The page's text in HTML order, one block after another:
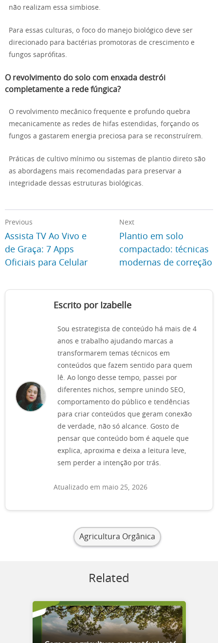
não realizam essa simbiose.
Para essas culturas, o foco do manejo biológico deve ser
direcionado para bactérias promotoras de crescimento e
fungos saprófitas.
O revolvimento do solo com enxada destrói
completamente a rede fúngica?
O revolvimento mecânico frequente e profundo quebra
mecanicamente as redes de hifas estendidas, forçando os
fungos a gastarem energia preciosa para se reconstruírem.
Práticas de cultivo mínimo ou sistemas de plantio direto são
as abordagens mais recomendadas para preservar a
integridade dessas estruturas biológicas.
Previous
Assista TV Ao Vivo e
de Graça: 7 Apps
Oficiais para Celular
Next
Plantio em solo
compactado: técnicas
modernas de correção
Escrito por Izabelle
Sou estrategista de conteúdo há mais de 4
anos e trabalho ajudando marcas a
transformarem temas técnicos em
conteúdos que fazem sentido para quem
lê. Ao longo desse tempo, passei por
diferentes nichos, sempre unindo SEO,
comportamento do público e tendências
para criar conteúdos que geram conexão
de verdade, não só alcance. Gosto de
pensar que conteúdo bom é aquele que
explica, aproxima e deixa a leitura leve,
sem perder a intenção por trás.
Atualizado em maio 25, 2026
Agricultura Orgânica
Related